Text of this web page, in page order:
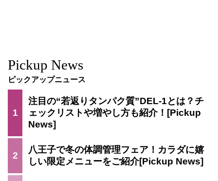
Pickup News
ピックアップニュース
1
注目の“若返りタンパク質”DEL-1とは？チ
ェックリストや増やし方も紹介！
2
八王子で冬の体調管理フェア！カラダに嬉
しい限定メニューをご紹介